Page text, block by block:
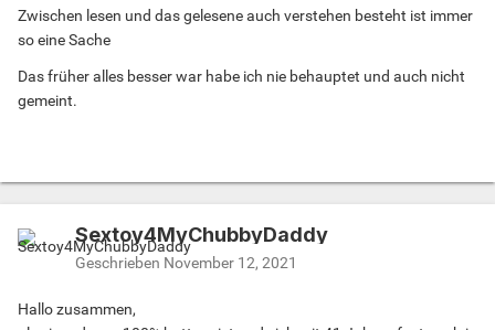
Zwischen lesen und das gelesene auch verstehen besteht ist immer
so eine Sache
Das früher alles besser war habe ich nie behauptet und auch nicht
gemeint.
Sextoy4MyChubbyDaddy
Geschrieben November 12, 2021
Hallo zusammen,